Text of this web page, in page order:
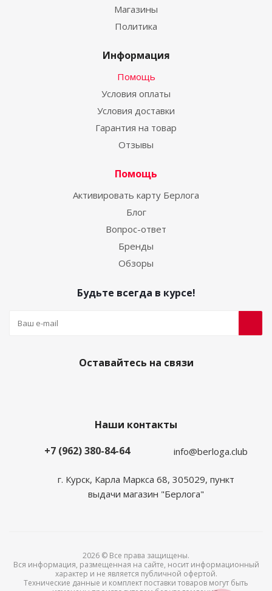
Магазины
Политика
Информация
Помощь
Условия оплаты
Условия доставки
Гарантия на товар
Отзывы
Помощь
Активировать карту Берлога
Блог
Вопрос-ответ
Бренды
Обзоры
Будьте всегда в курсе!
Оставайтесь на связи
Наши контакты
+7 (962) 380-84-64
info@berloga.club
г. Курск, Карла Маркса 68, 305029, пункт
выдачи магазин "Берлога"
2026 © Все права защищены.
Вся информация, размещенная на сайте, носит информационный
характер и не является публичной офертой.
Технические данные и комплект поставки товаров могут быть